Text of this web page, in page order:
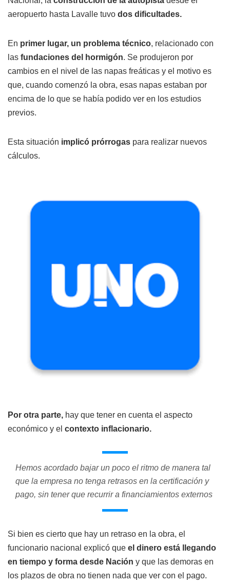
aeropuerto hasta Lavalle tuvo dos dificultades.
En primer lugar, un problema técnico, relacionado con
las fundaciones del hormigón. Se produjeron por
cambios en el nivel de las napas freáticas y el motivo es
que, cuando comenzó la obra, esas napas estaban por
encima de lo que se había podido ver en los estudios
previos.
Esta situación implicó prórrogas para realizar nuevos
cálculos.
Por otra parte, hay que tener en cuenta el aspecto
económico y el contexto inflacionario.
Hemos acordado bajar un poco el ritmo de manera tal
que la empresa no tenga retrasos en la certificación y
pago, sin tener que recurrir a financiamientos externos
Si bien es cierto que hay un retraso en la obra, el
funcionario nacional explicó que el dinero está llegando
en tiempo y forma desde Nación y que las demoras en
los plazos de obra no tienen nada que ver con el pago.